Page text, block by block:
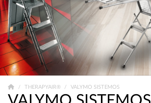
THERAPYAIR® VALYMO SISTEMOS